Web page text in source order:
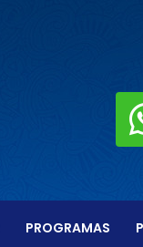
PROGRAMAS